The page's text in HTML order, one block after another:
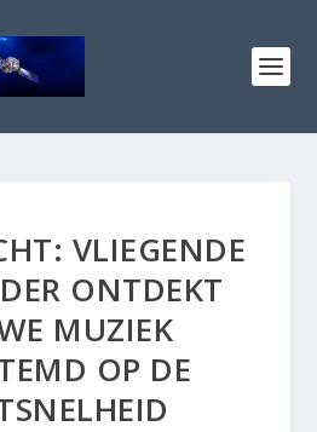
VLIEGENDE
ONTDEKT
MUZIEK
OP DE